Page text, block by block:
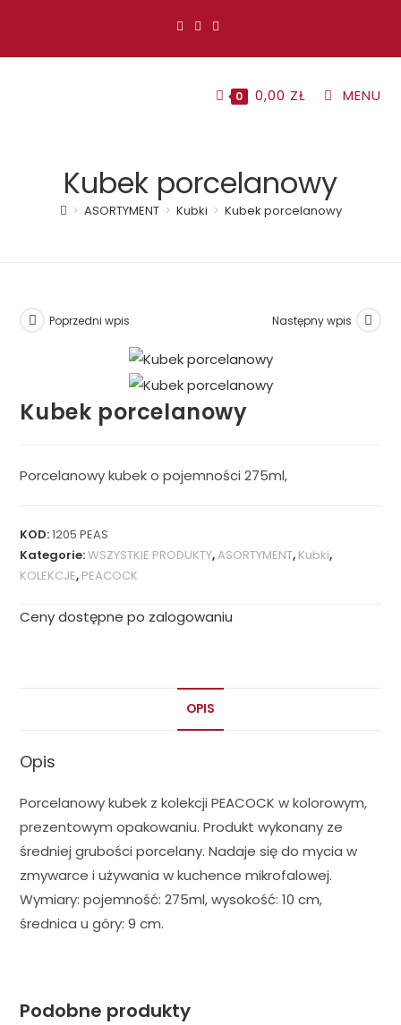
0 0,00 ZŁ MENU
Kubek porcelanowy
> ASORTYMENT > Kubki > Kubek porcelanowy
Poprzedni wpis Następny wpis
Kubek porcelanowy
Porcelanowy kubek o pojemności 275ml,
KOD:1205 PEAS
Kategorie:WSZYSTKIE PRODUKTY,ASORTYMENT, Kubki,
KOLEKCJE, PEACOCK
Ceny dostępne po zalogowaniu
OPIS
Opis
Porcelanowy kubek z kolekcji PEACOCK w kolorowym,
prezentowym opakowaniu. Produkt wykonany ze
średniej grubości porcelany. Nadaje się do mycia w
zmywarce i używania w kuchence mikrofalowej.
Wymiary: pojemność: 275ml, wysokość: 10 cm,
średnica u góry: 9 cm.
Podobne produkty